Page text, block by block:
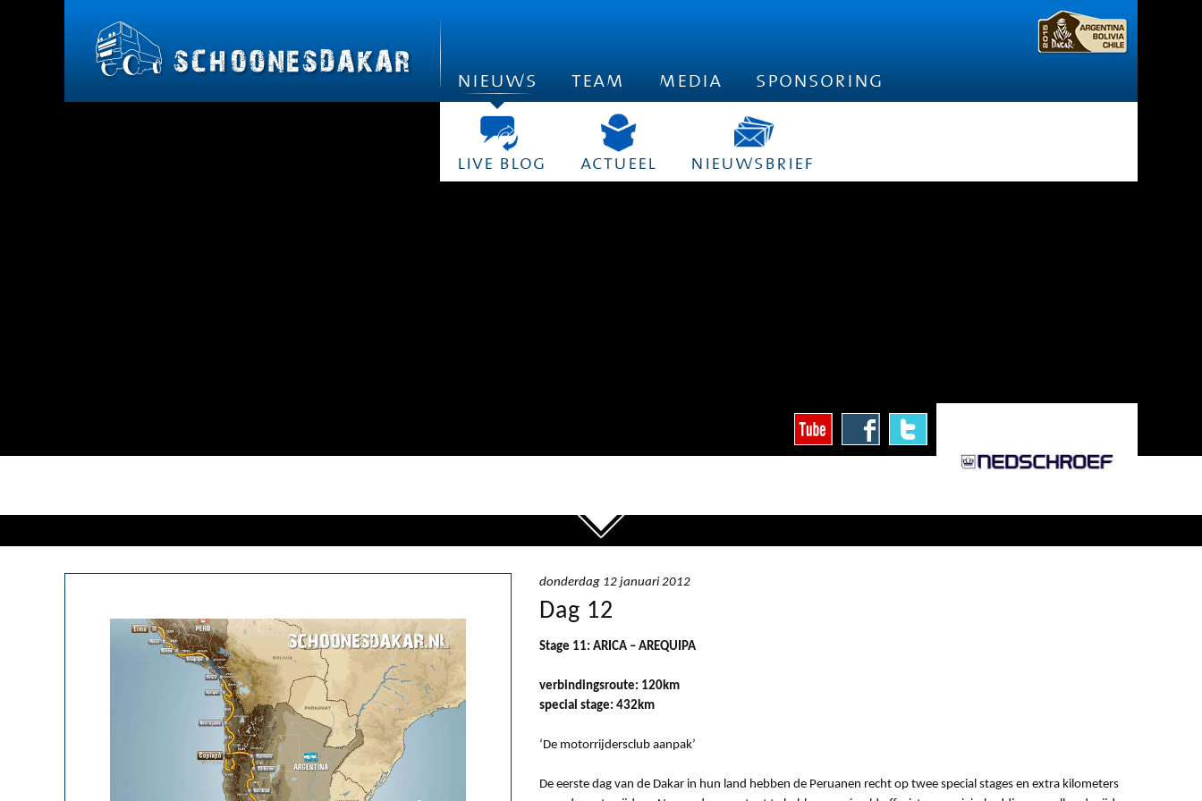
nieuws
live blog actueel nieuwsbrief
team media sponsoring
donderdag 12 januari 2012
Dag 12
Stage 11: ARICA – AREQUIPA
verbindingsroute: 120km
special stage: 432km
‘De motorrijdersclub aanpak’
De eerste dag van de Dakar in hun land hebben de Peruanen recht op twee special stages en extra kilometers